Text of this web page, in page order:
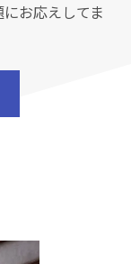
お応えしてま